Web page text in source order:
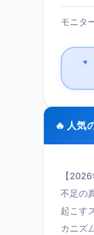
モニタ
▼
🔥 人気
【
不足の
起こす
カニズ